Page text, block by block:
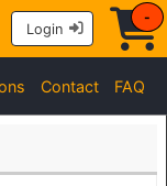
Login
-
Contact FAQ